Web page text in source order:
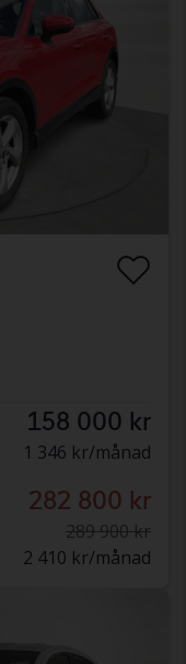
158 000 kr
1 346 kr/månad
282 800 kr
289 900 kr
2 410 kr/månad